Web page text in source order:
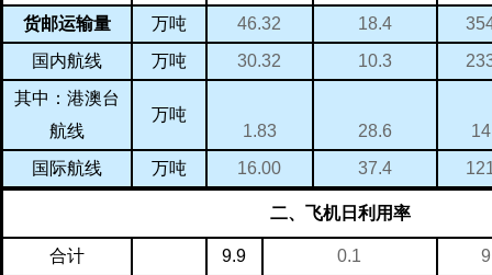
货邮运输量 万吨 46.32 18.4
国内航线 万吨 30.32 10.3
其中：港澳台
航线
万吨
1.83
28.6
国际航线 万吨 16.00 37.4
二、飞机日利用率
合计 9.9 0.1